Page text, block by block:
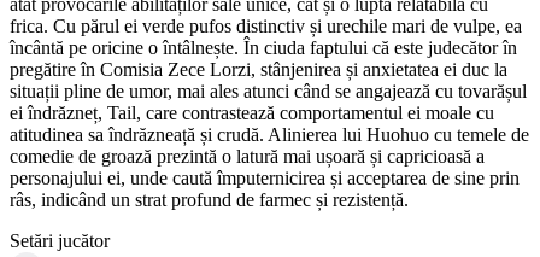
atât provocările abilităților sale unice, cât și o luptă relatabilă cu
frica. Cu părul ei verde pufos distinctiv și urechile mari de vulpe, ea
încântă pe oricine o întâlnește. În ciuda faptului că este judecător în
pregătire în Comisia Zece Lorzi, stânjenirea și anxietatea ei duc la
situații pline de umor, mai ales atunci când se angajează cu tovarășul
ei îndrăzneț, Tail, care contrastează comportamentul ei moale cu
atitudinea sa îndrăzneață și crudă. Alinierea lui Huohuo cu temele de
comedie de groază prezintă o latură mai ușoară și capricioasă a
personajului ei, unde caută împuternicirea și acceptarea de sine prin
râs, indicând un strat profund de farmec și rezistență.
Setări jucător